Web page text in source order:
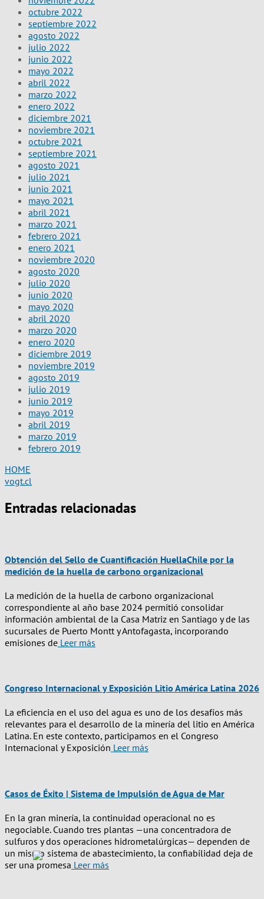
octubre 2022
septiembre 2022
agosto 2022
julio 2022
junio 2022
mayo 2022
abril 2022
marzo 2022
enero 2022
diciembre 2021
noviembre 2021
octubre 2021
septiembre 2021
agosto 2021
julio 2021
junio 2021
mayo 2021
abril 2021
marzo 2021
febrero 2021
enero 2021
noviembre 2020
agosto 2020
julio 2020
junio 2020
mayo 2020
abril 2020
marzo 2020
enero 2020
diciembre 2019
noviembre 2019
agosto 2019
julio 2019
junio 2019
mayo 2019
abril 2019
marzo 2019
febrero 2019
HOME
vogt.cl
Entradas relacionadas
Obtención del Sello de Cuantificación HuellaChile por la
medición de la huella de carbono organizacional
La medición de la huella de carbono organizacional
correspondiente al año base 2024 permitió consolidar
información ambiental de la Casa Matriz en Santiago y de las
sucursales de Puerto Montt y Antofagasta, incorporando
emisiones de Leer más
Congreso Internacional y Exposición Litio América Latina 2026
La eficiencia en el uso del agua es uno de los desafíos más
relevantes para el desarrollo de la minería del litio en América
Latina. En este contexto, participamos en el Congreso
Internacional y Exposición Leer más
Casos de Éxito | Sistema de Impulsión de Agua de Mar
En la gran minería, la continuidad operacional no es
negociable. Cuando tres plantas —una concentradora de
sulfuros y dos operaciones hidrometalúrgicas— dependen de
un mismo sistema de abastecimiento, la confiabilidad deja de
ser una promesa Leer más